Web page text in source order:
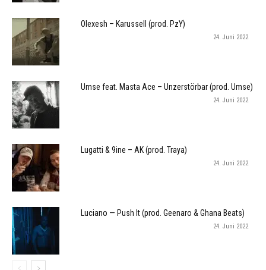
Olexesh – Karussell (prod. PzY)
24. Juni 2022
Umse feat. Masta Ace – Unzerstörbar (prod. Umse)
24. Juni 2022
Lugatti & 9ine – AK (prod. Traya)
24. Juni 2022
Luciano — Push It (prod. Geenaro & Ghana Beats)
24. Juni 2022